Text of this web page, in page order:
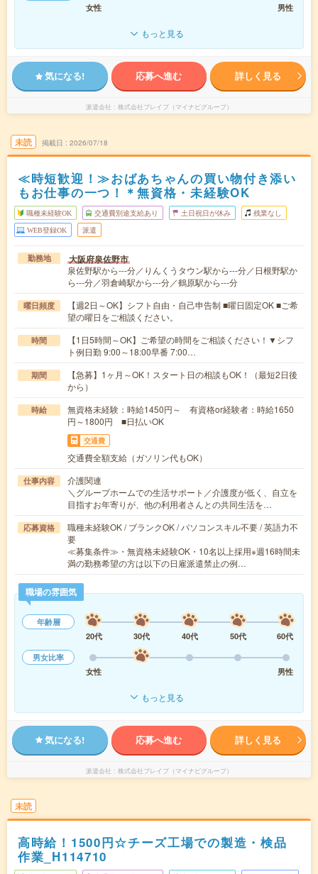
女性
男性
もっと見る
気になる! 応募へ進む 詳しく見る
派遣会社 株式会社ブレイブ（マイナビグループ）
未読 掲載日 2026/07/18
≪時短歓迎！≫おばあちゃんの買い物付き添い
もお仕事の一つ！＊無資格・未経験OK
職種未経験OK 交通費別途支給あり 土日祝日が休み 残業なし
WEB登録OK 派遣
勤務地 大阪府泉佐野市
泉佐野駅から---分／りんくうタウン駅から---分／日根野駅か
ら---分／羽倉崎駅から---分／鶴原駅から---分
曜日頻度
【週2日～OK】シフト自由・自己申告制 ■曜日固定OK ■ご希
望の曜日をご相談ください。
時間
【1日5時間～OK】ご希望の時間をご相談ください！▼シフ
ト例日勤 9:00～18:00早番 7:00…
期間
【急募】1ヶ月～OK！スタート日の相談もOK！（最短2日後
から）
時給
無資格未経験：時給1450円～ 有資格or経験者：時給1650
円～1800円 ■日払いOK
交通費
交通費全額支給（ガソリン代もOK）
仕事内容
介護関連
＼グループホームでの生活サポート／介護度が低く、自立を
目指すお年寄りが、他の利用者さんとの共同生活を…
応募資格
職種未経験OK / ブランクOK / パソコンスキル不要 / 英語力不
要
≪募集条件≫・無資格未経験OK・10名以上採用※週16時間未
満の勤務希望の方は以下の日雇派遣禁止の例…
職場の雰囲気
年齢層
20代
30代 40代 50代
60代
男女比率
女性
男性
もっと見る
気になる! 応募へ進む 詳しく見る
派遣会社 株式会社ブレイブ（マイナビグループ）
未読
高時給！1500円☆チーズ工場での製造・検品
作業_H114710